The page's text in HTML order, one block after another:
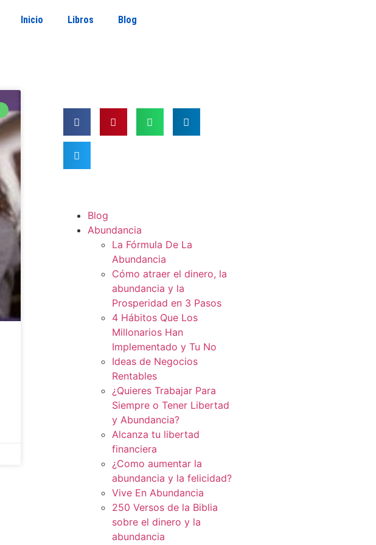
Inicio Libros Blog
Blog
Abundancia
La Fórmula De La
Abundancia
Cómo atraer el dinero, la
abundancia y la
Prosperidad en 3 Pasos
4 Hábitos Que Los
Millonarios Han
Implementado y Tu No
Ideas de Negocios
Rentables
¿Quieres Trabajar Para
Siempre o Tener Libertad
y Abundancia?
Alcanza tu libertad
financiera
¿Como aumentar la
abundancia y la felicidad?
Vive En Abundancia
250 Versos de la Biblia
sobre el dinero y la
abundancia